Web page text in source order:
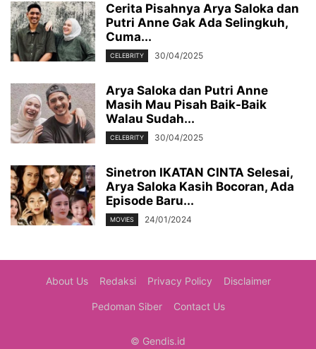
Cerita Pisahnya Arya Saloka dan
Putri Anne Gak Ada Selingkuh,
Cuma...
CELEBRITY 30/04/2025
Arya Saloka dan Putri Anne
Masih Mau Pisah Baik-Baik
Walau Sudah...
CELEBRITY 30/04/2025
Sinetron IKATAN CINTA Selesai,
Arya Saloka Kasih Bocoran, Ada
Episode Baru...
MOVIES 24/01/2024
About Us Redaksi Privacy Policy Disclaimer
Pedoman Siber Contact Us
© Gendis.id